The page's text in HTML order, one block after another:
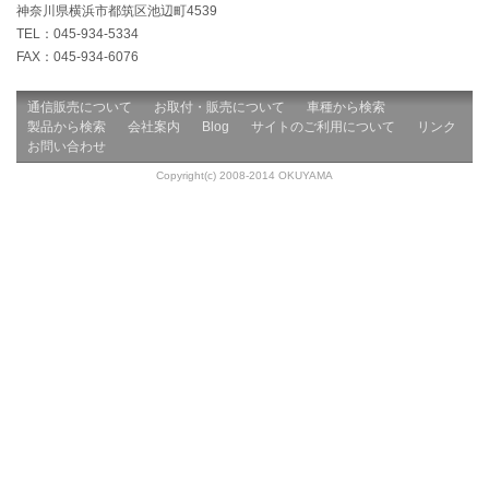
神奈川県横浜市都筑区池辺町4539
TEL：045-934-5334
FAX：045-934-6076
通信販売について お取付・販売について
車種から検索
製品から検索
会社案内 Blog サイトのご利用について
リンク
お問い合わせ
Copyright(c) 2008-2014 OKUYAMA